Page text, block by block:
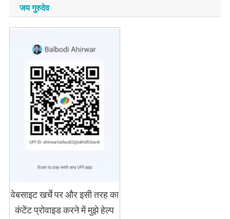
जय गुरुदेव
वेबसाइट खर्चे पर और इसी तरह का
कंटेंट प्रोवाइड करने में मुझे हेल्प